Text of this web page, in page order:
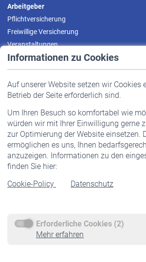
Informationen zu Cookies
Auf unserer Website setzen wir Cookies
Betrieb der Seite erforderlich sind.
Um Ihren Besuch so komfortabel wie
würden wir mit Ihrer Einwilligung gerne
zur Optimierung der Website einsetzen.
ermöglichen es uns, Ihnen
anzuzeigen. Informationen zu den
finden Sie hier:
Cookie-Policy
Datenschutz
Erforderliche Cookies (2)
Mehr erfahren
Arbeitgeber
Pflichtversicherung
Freiwillige Versicherung
Veranstaltungen
Pflichtversicherung
Staatliche Förderung
Veranstaltungen
Rentner
Rentenbeginn
Rente beantragen
Service
Informationen